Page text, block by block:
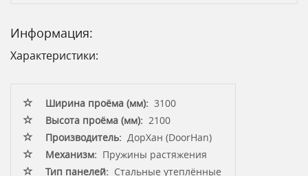
Информация:
Характеристики:
Ширина проёма (мм): 3100
Высота проёма (мм): 2100
Производитель: ДорХан (DoorHan)
Механизм: Пружины растяжения
Тип панелей: Стальные утеплённые